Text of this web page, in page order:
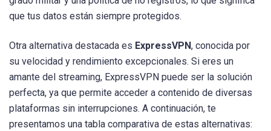
que tus datos están siempre protegidos.
Otra alternativa destacada es ExpressVPN, conocida por
su velocidad y rendimiento excepcionales. Si eres un
amante del streaming, ExpressVPN puede ser la solución
perfecta, ya que permite acceder a contenido de diversas
plataformas sin interrupciones. A continuación, te
presentamos una tabla comparativa de estas alternativas: